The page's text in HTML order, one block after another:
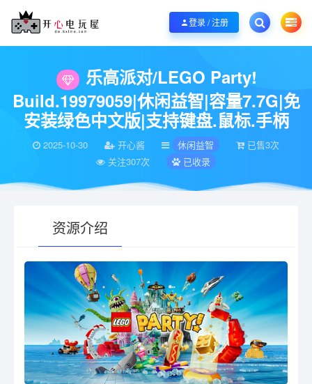
欢迎您光临开心电玩屋，本站专注分享精品整合游戏！销售只是起点！服务永无
登录 / 注册
当前位置： 开心电玩屋 休闲益智 >乐高派对/LEGO Party!
乐高派对/LEGO Party!
Build.19979059|休闲益智|容量7.7G|免
安装绿色中文版|支持键盘.鼠标.手柄
2025-10-30 开心酱 休闲益智
已售3次
关注307次
已收录
资源介绍
有疑问？请点击复制链接咨询！